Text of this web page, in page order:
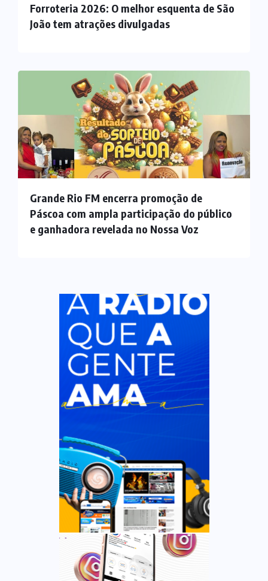
Forroteria 2026: O melhor esquenta de São
João tem atrações divulgadas
Grande Rio FM encerra promoção de
Páscoa com ampla participação do público
e ganhadora revelada no Nossa Voz